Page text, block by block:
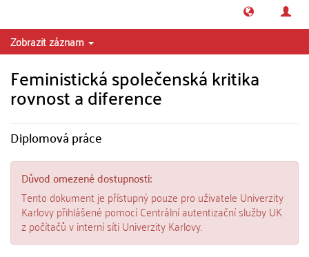
Zobrazit záznam
Feministická společenská kritika
rovnost a diference
Diplomová práce
Důvod omezené dostupnosti:
Tento dokument je přístupný pouze pro uživatele Univerzity
Karlovy přihlášené pomocí Centrální autentizační služby UK
z počítačů v interní síti Univerzity Karlovy.